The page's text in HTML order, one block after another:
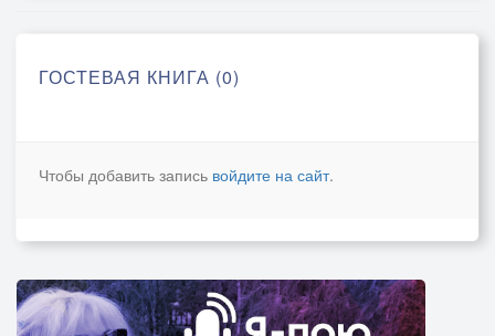
ГОСТЕВАЯ КНИГА (0)
Чтобы добавить запись войдите на сайт.